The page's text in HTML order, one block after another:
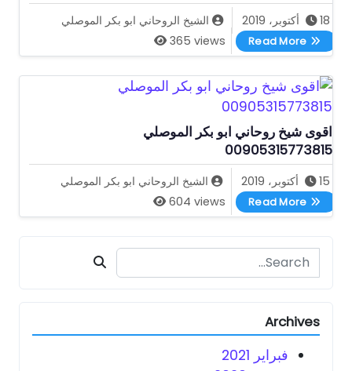
18 أكتوبر، 2019
الشيخ الروحاني ابو بكر الموصلي
365 views
Read More
جلب الحبيب الشيخ الروحاني الموصلي 00905315773815
اقوى شيخ روحاني ابو بكر الموصلي
00905315773815
15 أكتوبر، 2019
الشيخ الروحاني ابو بكر الموصلي
604 views
Read More
اقوى شيخ روحاني ابو بكر الموصلي 00905315773815
Search for:
Archives
فبراير 2021